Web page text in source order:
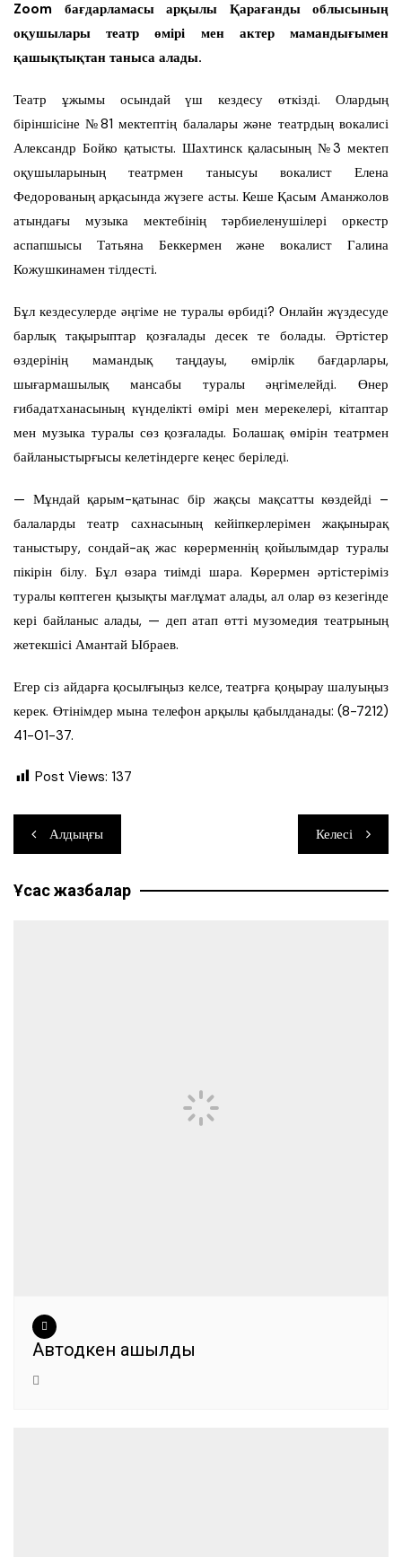
Zoom бағдарламасы арқылы Қарағанды облысының
оқушылары театр өмірі мен актер мамандығымен
қашықтықтан таныса алады.
Театр ұжымы осындай үш кездесу өткізді. Олардың
біріншісіне №81 мектептің балалары және театрдың вокалисі
Александр Бойко қатысты. Шахтинск қаласының №3 мектеп
оқушыларының театрмен танысуы вокалист Елена
Федорованың арқасында жүзеге асты. Кеше Қасым Аманжолов
атындағы музыка мектебінің тәрбиеленушілері оркестр
аспапшысы Татьяна Беккермен және вокалист Галина
Кожушкинамен тілдесті.
Бұл кездесулерде әңгіме не туралы өрбиді? Онлайн жүздесуде
барлық тақырыптар қозғалады десек те болады. Әртістер
өздерінің мамандық таңдауы, өмірлік бағдарлары,
шығармашылық мансабы туралы әңгімелейді. Өнер
ғибадатханасының күнделікті өмірі мен мерекелері, кітаптар
мен музыка туралы сөз қозғалады. Болашақ өмірін театрмен
байланыстырғысы келетіндерге кеңес беріледі.
— Мұндай қарым-қатынас бір жақсы мақсатты көздейді –
балаларды театр сахнасының кейіпкерлерімен жақынырақ
таныстыру, сондай-ақ жас көрерменнің қойылымдар туралы
пікірін білу. Бұл өзара тиімді шара. Көрермен әртістеріміз
туралы көптеген қызықты мағлұмат алады, ал олар өз кезегінде
кері байланыс алады, — деп атап өтті музомедия театрының
жетекшісі Амантай Ыбраев.
Егер сіз айдарға қосылғыңыз келсе, театрға қоңырау шалуыңыз
керек. Өтінімдер мына телефон арқылы қабылданады: (8-7212)
41-01-37.
Post Views: 137
Навигация
по
записям
Алдыңғы Келесі
Ұқсас жазбалар
Автодүкен ашылды